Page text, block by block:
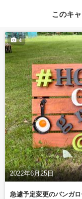
このキ
2022年6月25日
4
急遽予定変更のバンガ